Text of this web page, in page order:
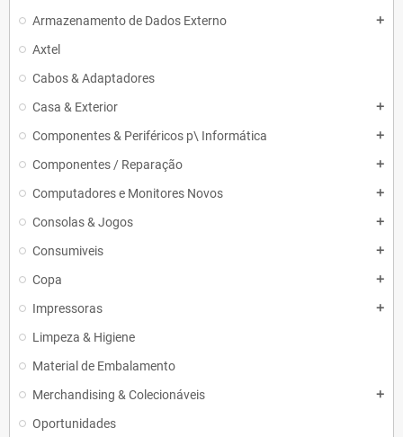
Armazenamento de Dados Externo add
Axtel
Cabos & Adaptadores
Casa & Exterior
add
Componentes & Periféricos p\ Informática add
Componentes / Reparação add
Computadores e Monitores Novos add
Consolas & Jogos add
Consumiveis add
Copa add
Impressoras add
Limpeza & Higiene
Material de Embalamento
Merchandising & Colecionáveis
add
Oportunidades